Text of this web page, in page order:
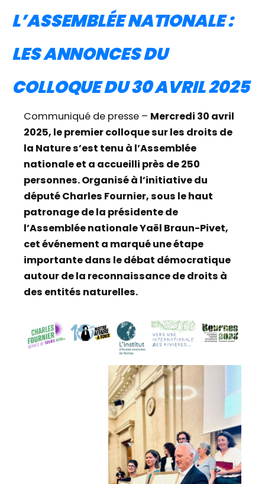
L’ASSEMBLÉE NATIONALE :
LES ANNONCES DU
COLLOQUE DU 30 AVRIL 2025
Communiqué de presse – Mercredi 30 avril
2025, le premier colloque sur les droits de
la Nature s’est tenu à l’Assemblée
nationale et a accueilli près de 250
personnes. Organisé à l’initiative du
député Charles Fournier, sous le haut
patronage de la présidente de
l’Assemblée nationale Yaël Braun-Pivet,
cet événement a marqué une étape
importante dans le débat démocratique
autour de la reconnaissance de droits à
des entités naturelles.